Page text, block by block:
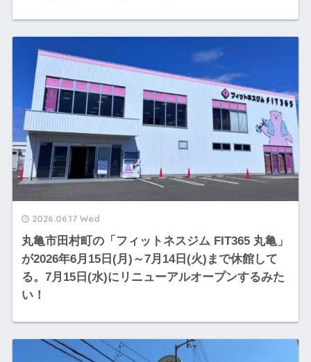
2026.06.17 Wed
丸亀市田村町の「フィットネスジム FIT365 丸亀」
が2026年6月15日(月)～7月14日(火)まで休館して
る。7月15日(水)にリニューアルオープンするみた
い！